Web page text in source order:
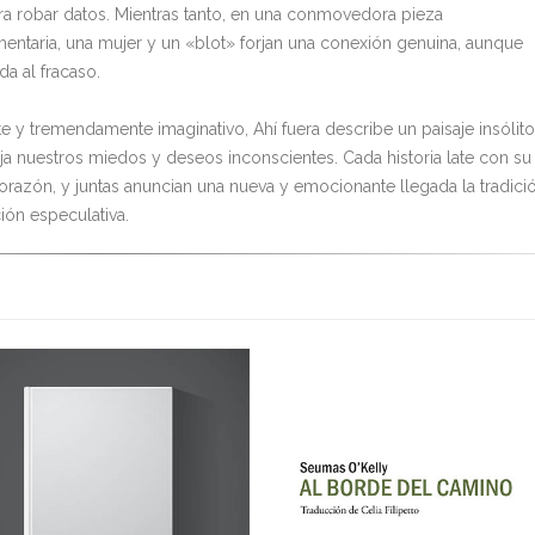
robar datos. Mientras tanto, en una conmovedora pieza
una mujer y un «blot» forjan una conexión genuina, aunque
al fracaso.
y tremendamente imaginativo, Ahí fuera describe un paisaje insólito
nuestros miedos y deseos inconscientes. Cada historia late con su
y juntas anuncian una nueva y emocionante llegada la
especulativa.